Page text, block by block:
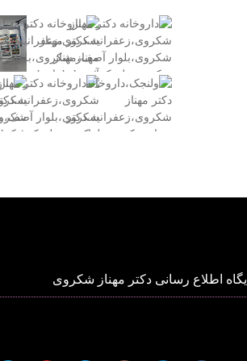
اطلاع رسانی دکتر مهناز شکروی